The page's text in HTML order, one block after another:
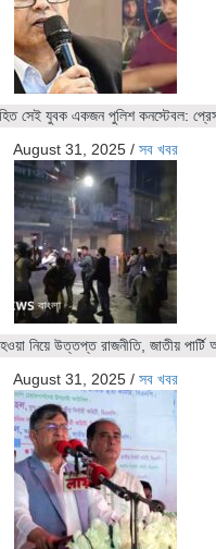
সেই যুবক একজন পুলিশ কনস্টেবল:
August 31, 2025 / সব খবর
নিয়ে উত্তপ্ত রাজনীতি, জাতীয় পার্টি
August 31, 2025 / সব খবর